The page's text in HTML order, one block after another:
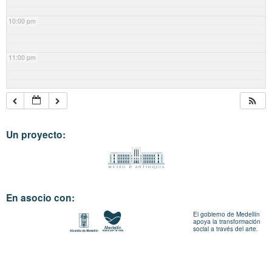
10:00 pm
11:00 pm
Un proyecto:
En asocio con:
El gobierno de Medellín
apoya la transformación
social a través del arte.